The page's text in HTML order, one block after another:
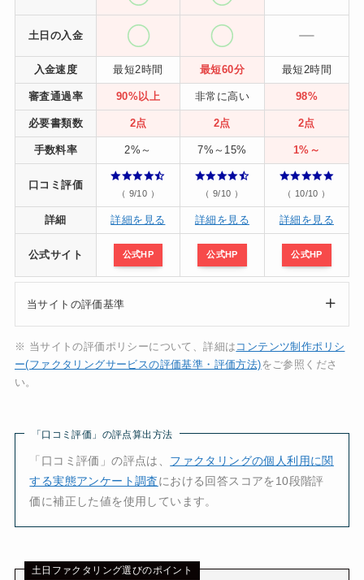
土日の入金
入金速度 最短2時間 最短60分 最短2時間
審査通過率 90%以上 非常に高い 98%
必要書類数 2点 2点 2点
手数料率 2%～ 7%～15% 1%～
口コミ評価
（ 9/10 ） （ 9/10 ） （ 10/10 ）
詳細 詳細を見る 詳細を見る 詳細を見る
公式サイト 公式HP 公式HP 公式HP
当サイトの評価基準
※ 当サイトの評価ポリシーについて、詳細は コンテンツ制作ポリシ
ー(ファクタリングサービスの評価基準・評価方法)をご参照くださ
い。
「口コミ評価」の評点算出方法
「口コミ評価」の評点は、 ファクタリングの個人利用に関
する実態アンケート調査における回答スコアを10段階評
価に補正した値を使用しています。
土日ファクタリング選びのポイント